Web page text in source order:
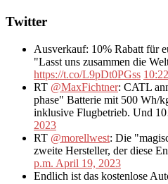
Twitter
Ausverkauf: 10% Rabatt für
"Lasst uns zusammen die
https://t.co/L9pDt0PGss
RT @MaxFichtner: CATL
phase" Batterie mit 500 Wh/
inklusive Flugbetrieb. Und
2023
RT @morellwest: Die
zweite Hersteller, der diese
p.m. April 19, 2023
Endlich ist das kostenlose